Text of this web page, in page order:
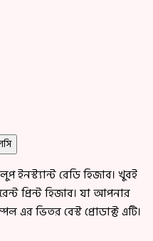
ইনস্ট্যান্ট রেডি হিজাব। খুবই
প্রিন্ট হিজাব। যা আপনার
এর ভিতর বেস্ট প্রোডাক্ট এটি।